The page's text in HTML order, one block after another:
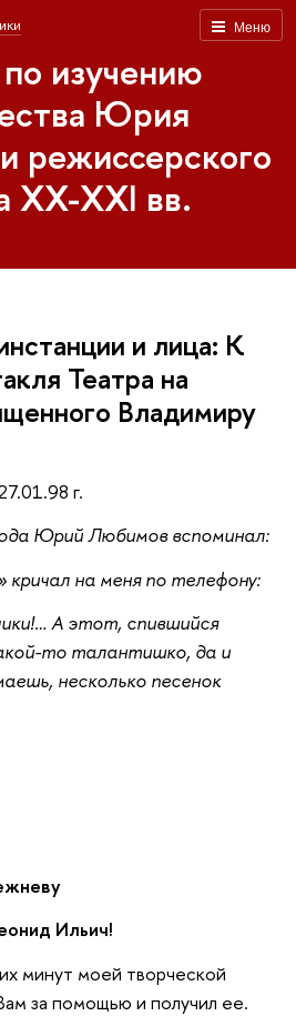
Меню
по изучению
Юрия
режиссерского
XX-XXI вв.
и лица: К
Театра на
Владимиру
г.
Юрий Любимов вспоминал:
на меня по телефону:
А этот, спившийся
то талантишко, да и
несколько песенок
Ильич!
минут моей творческой
за помощью и получил ее.